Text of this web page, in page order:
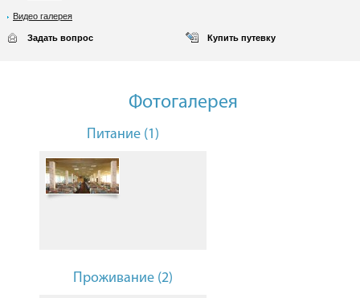
Видео галерея
Задать вопрос Купить путевку
Фотогалерея
Питание (1)
Проживание (2)